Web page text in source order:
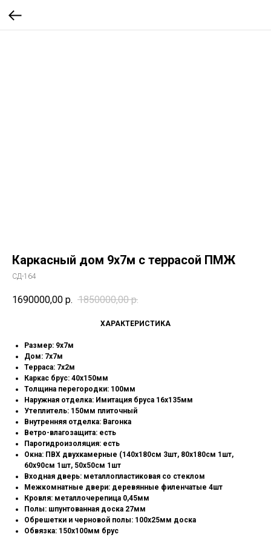
Каркасный дом 9х7м с террасой ПМЖ
СД-164
1690000,00 р. 1850000,00 р.
XAРАКТЕРИСТИКА
Pазмep: 9х7м
Дом: 7х7м
Терраса: 7х2м
Каркас брус: 40х150мм
Толщина перегородки: 100мм
Наружная отделка: Имитация бруса 16х135мм
Утеплитель: 150мм плиточный
Внутренняя отделка: Вагонка
Ветро-влагозащита: есть
Парогидроизоляция: есть
Окна: ПВХ двухкамерные (140х180см 3шт, 80х180см 1шт,
60х90см 1шт, 50х50см 1шт
Входная дверь: металлопластиковая со стеклом
Межкомнатные двери: деревянные филенчатые 4шт
Кровля: металлочерепица 0,45мм
Полы: шпунтованная доска 27мм
Обрешетки и черновой полы: 100х25мм доска
Обвязка: 150х100мм брус